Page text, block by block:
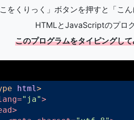
をくりっく」ボタンを押すと「こ
HTMLとJavaScriptのプロ
このプログラムをタイピングし